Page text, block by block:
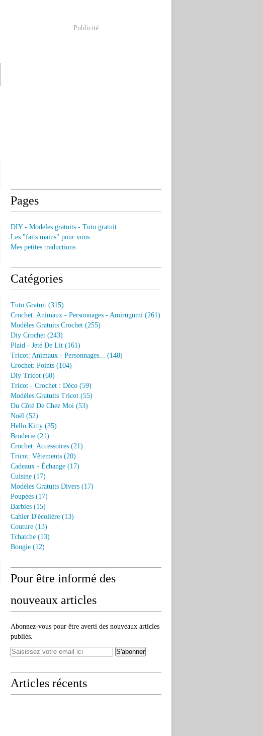
Publicité
Pages
DIY - Modeles gratuits - Tuto gratuit
Les "faits mains" pour vous
Mes petites traductions
Catégories
Tuto Gratuit (315)
Crochet: Animaux - Personnages - Amirugumi (261)
Modèles Gratuits Crochet (255)
Diy Crochet (243)
Plaid - Jeté De Lit (161)
Tricot: Animaux - Personnages... (148)
Crochet: Points (104)
Diy Tricot (60)
Tricot - Crochet : Déco (59)
Modèles Gratuits Tricot (55)
Du Côté De Chez Moi (53)
Noël (52)
Hello Kitty (35)
Broderie (21)
Crochet: Accessoires (21)
Tricot: Vêtements (20)
Cadeaux - Échange (17)
Cuisine (17)
Modèles Gratuits Divers (17)
Poupées (17)
Barbies (15)
Cahier D'écolière (13)
Couture (13)
Tchatche (13)
Bougie (12)
Pour être informé des
nouveaux articles
Abonnez-vous pour être averti des nouveaux articles
publiés.
Articles récents